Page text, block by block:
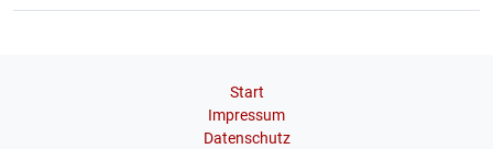
Start
Impressum
Datenschutz